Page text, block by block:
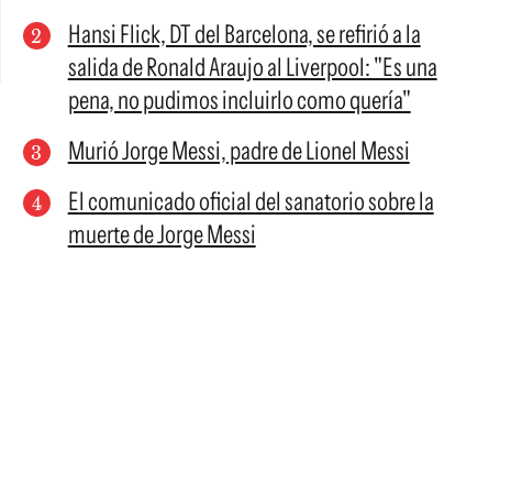
Hansi Flick, DT del Barcelona, se refirió a la
salida de Ronald Araujo al Liverpool: "Es una
pena, no pudimos incluirlo como quería"
Murió Jorge Messi, padre de Lionel Messi
El comunicado oficial del sanatorio sobre la
muerte de Jorge Messi